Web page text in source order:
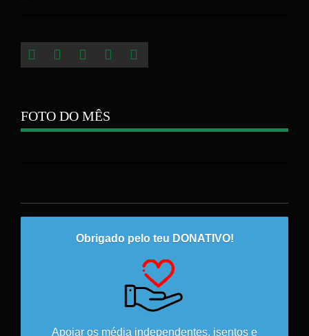
FOTO DO MÊS
Obrigado pelo teu DONATIVO!
Apoiar os média independentes, isentos e